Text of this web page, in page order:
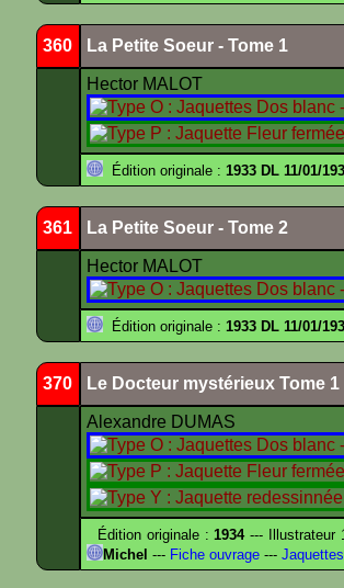
360 La Petite Soeur - Tome 1
Hector MALOT
Édition originale : 1933 DL 11/01/
361 La Petite Soeur - Tome 2
Hector MALOT
Édition originale : 1933 DL 11/01/
370 Le Docteur mystérieux Tome 1
Alexandre DUMAS
Édition originale :1934--- Illustrateur
Michel --- Fiche ouvrage ---